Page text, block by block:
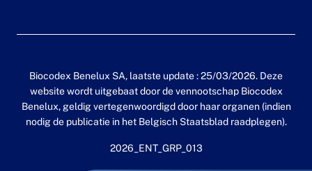
Biocodex Benelux SA, laatste update : 25/03/2026. Deze
website wordt uitgebaat door de vennootschap Biocodex
Benelux, geldig vertegenwoordigd door haar organen (indien
nodig de publicatie in het Belgisch Staatsblad raadplegen).
2026_ENT_GRP_013